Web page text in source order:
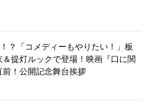
？「コメディーもやりたい！」板
提灯ルックで登場！映画『口に関
！公開記念舞台挨拶